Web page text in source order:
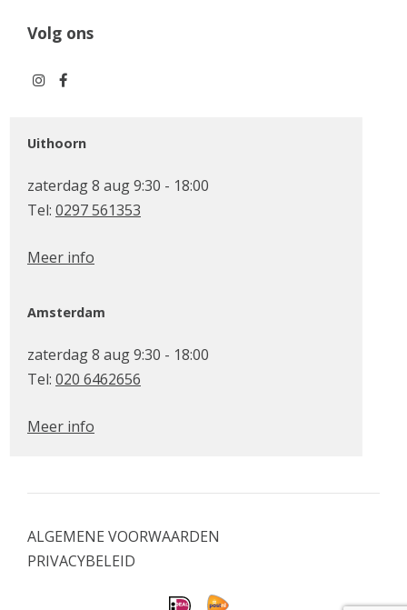
Volg ons
Uithoorn
zaterdag 8 aug 9:30 - 18:00
Tel: 0297 561353
Meer info
Amsterdam
zaterdag 8 aug 9:30 - 18:00
Tel: 020 6462656
Meer info
ALGEMENE VOORWAARDEN
PRIVACYBELEID